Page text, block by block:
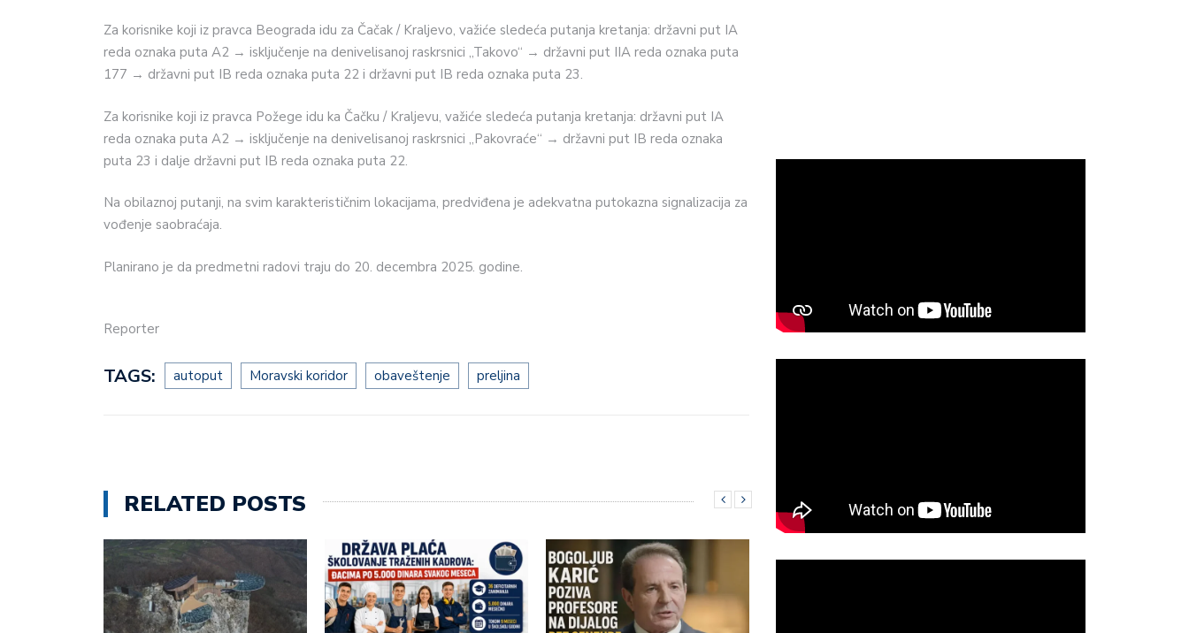
Za korisnike koji iz pravca Beograda idu za Čačak / Kraljevo, važiće sledeća putanja kretanja: državni put IA
reda oznaka puta A2 → isključenje na denivelisanoj raskrsnici „Takovo“ → državni put IIA reda oznaka puta
177 → državni put IB reda oznaka puta 22 i državni put IB reda oznaka puta 23.
Za korisnike koji iz pravca Požege idu ka Čačku / Kraljevu, važiće sledeća putanja kretanja: državni put IA
reda oznaka puta A2 → isključenje na denivelisanoj raskrsnici „Pakovraće“ → državni put IB reda oznaka
puta 23 i dalje državni put IB reda oznaka puta 22.
Na obilaznoj putanji, na svim karakterističnim lokacijama, predviđena je adekvatna putokazna signalizacija za
vođenje saobraćaja.
Planirano je da predmetni radovi traju do 20. decembra 2025. godine.
Reporter
TAGS: autoput Moravski koridor obaveštenje preljina
RELATED POSTS